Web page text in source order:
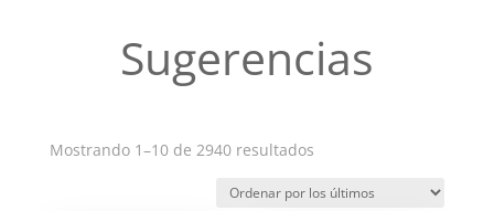
Sugerencias
Mostrando 1–10 de 2940 resultadosOrdenado
los